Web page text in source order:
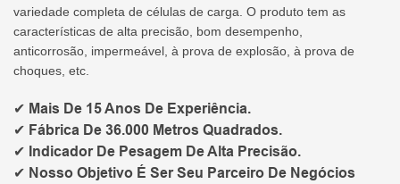
variedade completa de células de carga. O produto tem as
características de alta precisão, bom desempenho,
anticorrosão, impermeável, à prova de explosão, à prova de
choques, etc.
✔ Mais De 15 Anos De Experiência.
✔ Fábrica De 36.000 Metros Quadrados.
✔ Indicador De Pesagem De Alta Precisão.
✔ Nosso Objetivo É Ser Seu Parceiro De Negócios